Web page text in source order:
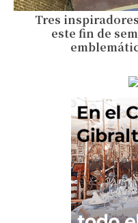
Tres
este fin de